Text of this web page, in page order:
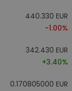
440.330 EUR
-1.00%
342.430 EUR
+3.40%
0.170805000 EUR